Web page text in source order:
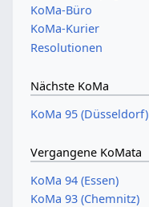
KoMa-Büro
KoMa-Kurier
Resolutionen
Nächste KoMa
KoMa 95 (Düsseldorf)
Vergangene KoMata
KoMa 94 (Essen)
KoMa 93 (Chemnitz)